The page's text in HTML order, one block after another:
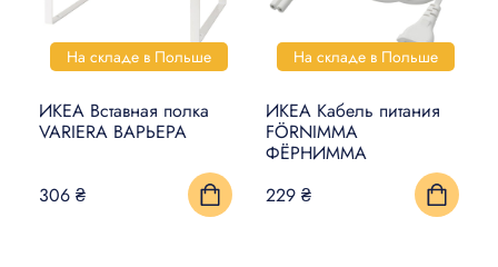
На складе в Польше
ИКЕА Вставная полка
VARIERA ВАРЬЕРА
306 ₴
На складе в Польше
ИКЕА Кабель питания
FÖRNIMMA
ФЁРНИММА
229 ₴